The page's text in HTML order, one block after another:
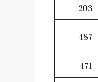
203
487
471